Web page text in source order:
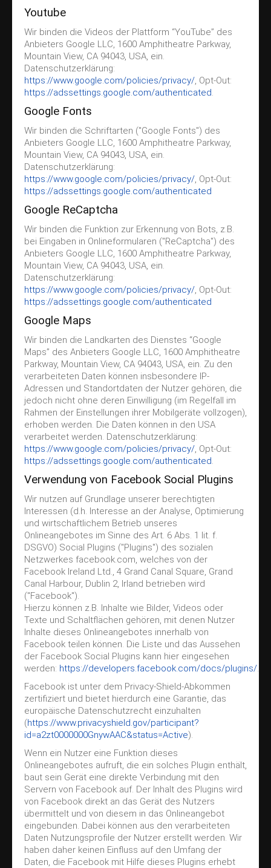
Youtube
Wir binden die Videos der Plattform “YouTube” des
Anbieters Google LLC, 1600 Amphitheatre Parkway,
Mountain View, CA 94043, USA, ein.
Datenschutzerklärung:
https://www.google.com/policies/privacy/, Opt-Out:
https://adssettings.google.com/authenticated.
Google Fonts
Wir binden die Schriftarten ("Google Fonts") des
Anbieters Google LLC, 1600 Amphitheatre Parkway,
Mountain View, CA 94043, USA, ein.
Datenschutzerklärung:
https://www.google.com/policies/privacy/, Opt-Out:
https://adssettings.google.com/authenticated
Google ReCaptcha
Wir binden die Funktion zur Erkennung von Bots, z.B.
bei Eingaben in Onlineformularen ("ReCaptcha") des
Anbieters Google LLC, 1600 Amphitheatre Parkway,
Mountain View, CA 94043, USA, ein.
Datenschutzerklärung:
https://www.google.com/policies/privacy/, Opt-Out:
https://adssettings.google.com/authenticated
Google Maps
Wir binden die Landkarten des Dienstes “Google
Maps” des Anbieters Google LLC, 1600 Amphitheatre
Parkway, Mountain View, CA 94043, USA, ein. Zu den
verarbeiteten Daten können insbesondere IP-
Adressen und Standortdaten der Nutzer gehören, die
jedoch nicht ohne deren Einwilligung (im Regelfall im
Rahmen der Einstellungen ihrer Mobilgeräte vollzogen),
erhoben werden. Die Daten können in den USA
verarbeitet werden. Datenschutzerklärung:
https://www.google.com/policies/privacy/, Opt-Out:
https://adssettings.google.com/authenticated.
Verwendung von Facebook Social Plugins
Wir nutzen auf Grundlage unserer berechtigten
Interessen (d.h. Interesse an der Analyse, Optimierung
und wirtschaftlichem Betrieb unseres
Onlineangebotes im Sinne des Art. 6 Abs. 1 lit. f.
DSGVO) Social Plugins ("Plugins") des sozialen
Netzwerkes facebook.com, welches von der
Facebook Ireland Ltd., 4 Grand Canal Square, Grand
Canal Harbour, Dublin 2, Irland betrieben wird
("Facebook").
Hierzu können z.B. Inhalte wie Bilder, Videos oder
Texte und Schaltflächen gehören, mit denen Nutzer
Inhalte dieses Onlineangebotes innerhalb von
Facebook teilen können. Die Liste und das Aussehen
der Facebook Social Plugins kann hier eingesehen
werden: https://developers.facebook.com/docs/plugins/.
Facebook ist unter dem Privacy-Shield-Abkommen
zertifiziert und bietet hierdurch eine Garantie, das
europäische Datenschutzrecht einzuhalten
(https://www.privacyshield.gov/participant?
id=a2zt0000000GnywAAC&status=Active).
Wenn ein Nutzer eine Funktion dieses
Onlineangebotes aufruft, die ein solches Plugin enthält,
baut sein Gerät eine direkte Verbindung mit den
Servern von Facebook auf. Der Inhalt des Plugins wird
von Facebook direkt an das Gerät des Nutzers
übermittelt und von diesem in das Onlineangebot
eingebunden. Dabei können aus den verarbeiteten
Daten Nutzungsprofile der Nutzer erstellt werden. Wir
haben daher keinen Einfluss auf den Umfang der
Daten, die Facebook mit Hilfe dieses Plugins erhebt